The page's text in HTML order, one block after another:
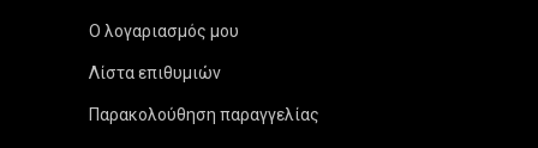
Ο λογαριασμός μου
Λίστα επιθυμιών
Παρακολούθηση παραγγελίας